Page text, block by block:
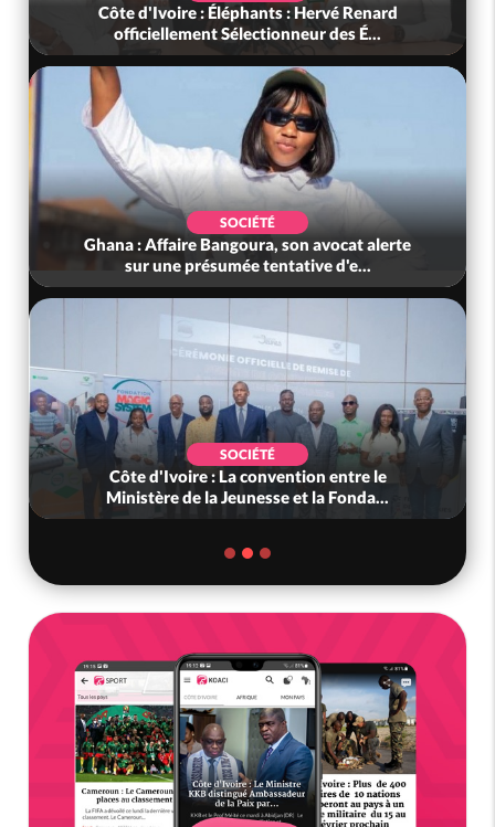
Côte d'Ivoire : Éléphants : Hervé Renard
officiellement Sélectionneur des É...
SOCIÉTÉ
Ghana : Affaire Bangoura, son avocat alerte
sur une présumée tentative d'e...
SOCIÉTÉ
Côte d'Ivoire : La convention entre le
Ministère de la Jeunesse et la Fonda...